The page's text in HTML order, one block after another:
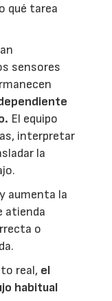
qué tarea
sensores
El equipo
interpretar
la
aumenta la
atienda
o
real, el
habitual